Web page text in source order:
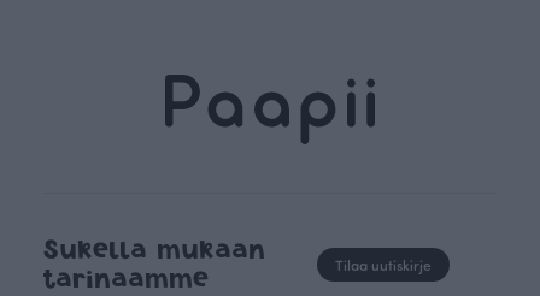
Sukella mukaan
tarinaamme
Tilaa uutiskirje